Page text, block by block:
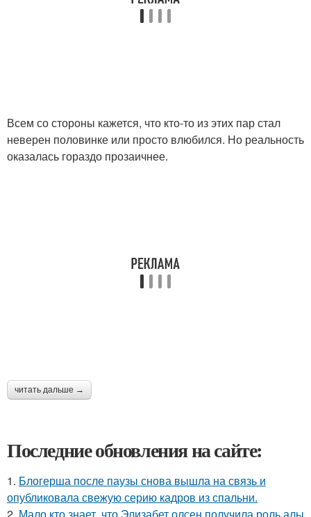
Всем со стороны кажется, что кто-то из этих пар стал
неверен половинке или просто влюбился. Но реальность
оказалась гораздо прозаичнее.
читать дальше →
Последние обновления на сайте:
1. Блогерша после паузы снова вышла на связь и
опубликовала свежую серию кадров из спальни.